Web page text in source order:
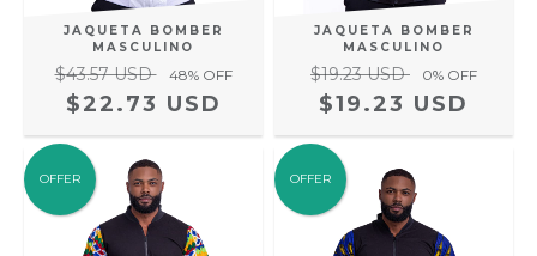
JAQUETA BOMBER
MASCULINO
$43.57 USD 48% OFF
$22.73 USD
JAQUETA BOMBER
MASCULINO
$19.23 USD 0% OFF
$19.23 USD
OFFER OFFER